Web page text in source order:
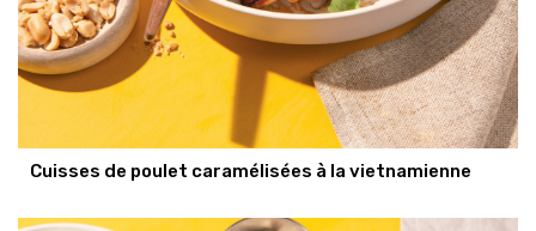
Cuisses de poulet caramélisées à la vietnamienne